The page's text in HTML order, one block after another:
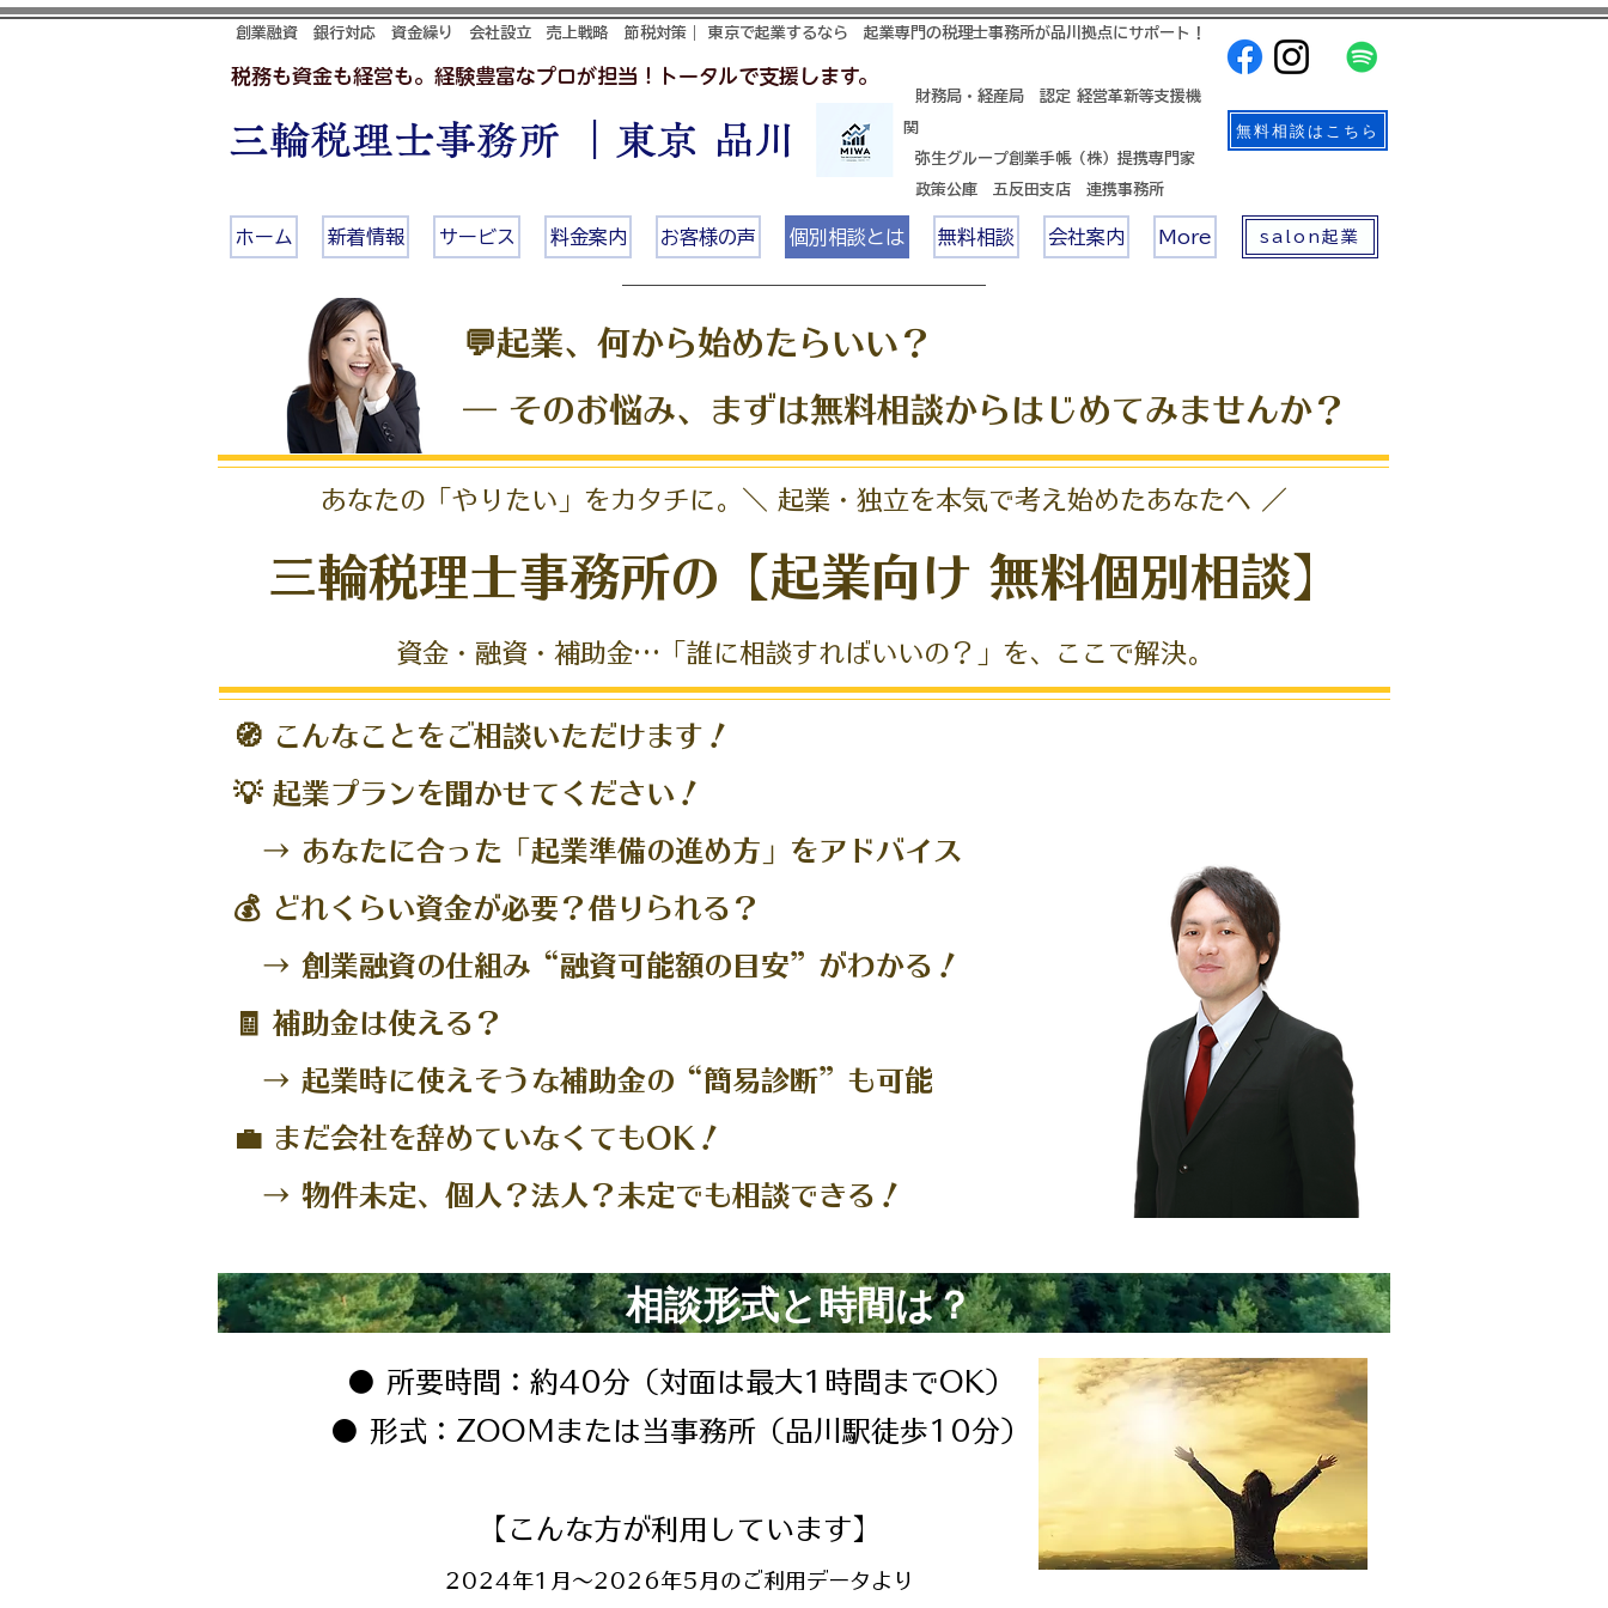
創業融資 銀行対応 資金繰り 会社設立 売上戦略 節税対策｜ 東京で起業するなら 起業専門の税理士事務所が品川拠点にサポート！
税務も資金も経営も。経験豊富なプロが担当！トータルで支援します。
無料相談はこちら
三輪税理士事務所 ｜東京 品川
財務局・経産局 認定 経営革新等支援機
関
​ 弥生グループ創業手帳（株）提携専門家
政策公庫 五反田支店 連携事務所
ホーム 新着情報 サービス 料金案内 お客様の声 個別相談とは 無料相談 会社案内 More salon起業
💬起業、何から始めたらいい？​
― そのお悩み、まずは無料相談からはじめてみませんか？
あなたの「やりたい」をカタチに。＼ 起業・独立を本気で考え始めたあなたへ ／
三輪税理士事務所の【起業向け 無料個別相談】
資金・融資・補助金…「誰に相談すればいいの？」を、ここで解決。
🧭 こんなことをご相談いただけます！
💡 起業プランを聞かせてください！
→ あなたに合った「起業準備の進め方」をアドバイス
💰 どれくらい資金が必要？借りられる？
→ 創業融資の仕組み“融資可能額の目安”がわかる！
🧾 補助金は使える？
→ 起業時に使えそうな補助金の“簡易診断”も可能
💼 まだ会社を辞めていなくてもOK！
→ 物件未定、個人？法人？未定でも相談できる！
相談形式と時間は？
● 所要時間：約40分（対面は最大1時間までOK）
● 形式：ZOOMまたは当事務所（品川駅徒歩10分）
【こんな方が利用しています】
2024年1月～2026年5月のご利用データより